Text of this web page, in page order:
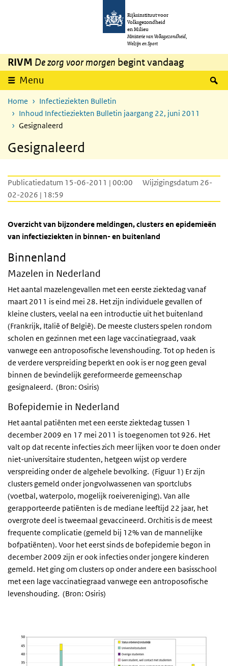
Overslaan en naar de inhoud gaan
Rijksinstituut voor
Volksgezondheid
en Milieu
Ministerie van Volksgezondheid,
Welzijn en Sport
RIVM De zorg voor morgen begint vandaag
Menu
Home
Infectieziekten Bulletin
Inhoud Infectieziekten Bulletin jaargang 22, juni 2011
Gesignaleerd
Gesignaleerd
Publicatiedatum 15-06-2011 | 00:00
Wijzigingsdatum 26-
02-2026 | 18:59
Overzicht van bijzondere meldingen, clusters en epidemieën
van infectieziekten in binnen- en buitenland
Binnenland
Mazelen in Nederland
Het aantal mazelengevallen met een eerste ziektedag vanaf
maart 2011 is eind mei 28. Het zijn individuele gevallen of
kleine clusters, veelal na een introductie uit het buitenland
(Frankrijk, Italië of België). De meeste clusters spelen rondom
scholen en gezinnen met een lage vaccinatiegraad, vaak
vanwege een antroposofische levenshouding. Tot op heden is
de verdere verspreiding beperkt en ook is er nog geen geval
binnen de bevindelijk gereformeerde gemeenschap
gesignaleerd. (Bron: Osiris)
Bofepidemie in Nederland
Het aantal patiënten met een eerste ziektedag tussen 1
december 2009 en 17 mei 2011 is toegenomen tot 926. Het
valt op dat recente infecties zich meer lijken voor te doen onder
niet-universitaire studenten, hetgeen wijst op verdere
verspreiding onder de algehele bevolking. (Figuur 1) Er zijn
clusters gemeld onder jongvolwassenen van sportclubs
(voetbal, waterpolo, mogelijk roeivereniging). Van alle
gerapporteerde patiënten is de mediane leeftijd 22 jaar, het
overgrote deel is tweemaal gevaccineerd. Orchitis is de meest
frequente complicatie (gemeld bij 12% van de mannelijke
bofpatiënten). Voor het eerst sinds de bofepidemie begon in
december 2009 zijn er ook infecties onder jongere kinderen
gemeld. Het ging om clusters op onder andere een basisschool
met een lage vaccinatiegraad vanwege een antroposofische
levenshouding. (Bron: Osiris)